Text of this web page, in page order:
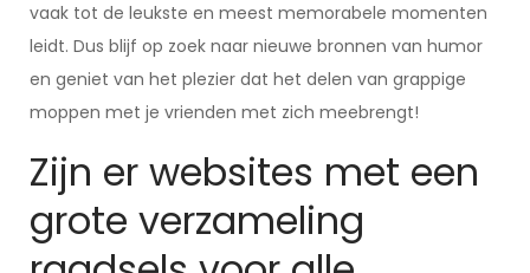
vaak tot de leukste en meest memorabele momenten
leidt. Dus blijf op zoek naar nieuwe bronnen van humor
en geniet van het plezier dat het delen van grappige
moppen met je vrienden met zich meebrengt!
Zijn er websites met een
grote verzameling